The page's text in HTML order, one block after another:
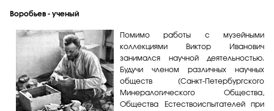
Воробьев - ученый
Помимо работы с музейными
коллекциями Виктор Иванович
занимался научной деятельностью.
Будучи членом различных научных
обществ (Санкт-Петербургского
Минералогического Общества,
Общества Естествоиспытателей при